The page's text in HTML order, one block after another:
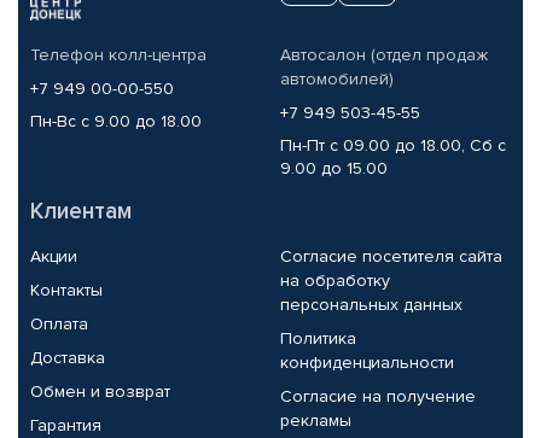
Телефон колл-центра
+7 949 00-00-550
Пн-Вс с 9.00 до 18.00
Автосалон (отдел продаж
автомобилей)
+7 949 503-45-55
Пн-Пт с 09.00 до 18.00, Сб с
9.00 до 15.00
Клиентам
Акции
Контакты
Оплата
Доставка
Обмен и возврат
Гарантия
Согласие посетителя сайта
на обработку
персональных данных
Политика
конфиденциальности
Согласие на получение
рекламы